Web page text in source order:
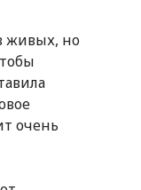
живых, но
очень